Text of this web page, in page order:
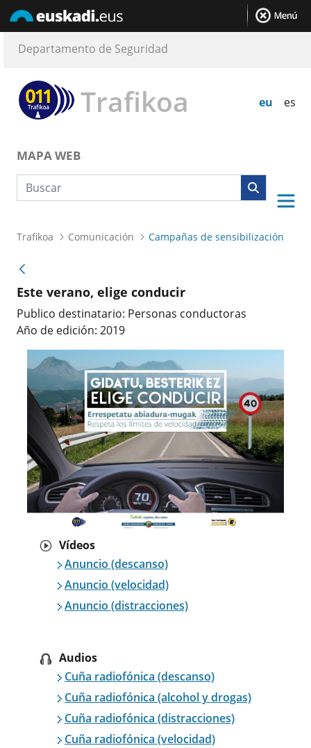
Trafikoa eu es
Departamento de Seguridad
MAPA WEB
Búsqueda web
Trafikoa Comunicación Campañas de sensibilización
Este verano, elige conducir
Publico destinatario: Personas conductoras
Año de edición: 2019
Vídeos
Anuncio (descanso)
Anuncio (velocidad)
Anuncio (distracciones)
Audios
Cuña radiofónica (descanso)
Cuña radiofónica (alcohol y drogas)
Cuña radiofónica (distracciones)
Cuña radiofónica (velocidad)